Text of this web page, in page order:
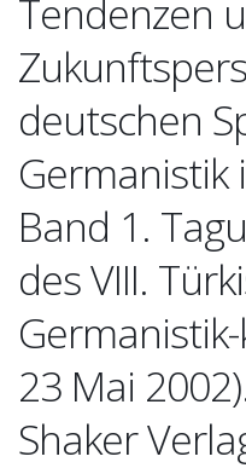
Tendenzen
deutschen
Germanistik
Band 1.
des VIII.
23 Mai
Shaker